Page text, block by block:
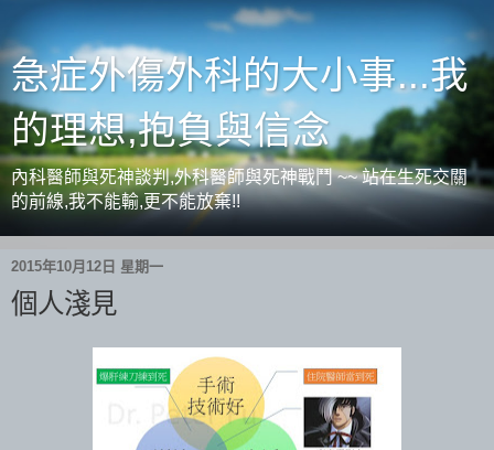
急症外傷外科的大小事...我
的理想,抱負與信念
內科醫師與死神談判,外科醫師與死神戰鬥 ~~ 站在生死交關
的前線,我不能輸,更不能放棄!!
2015年10月12日 星期一
個人淺見